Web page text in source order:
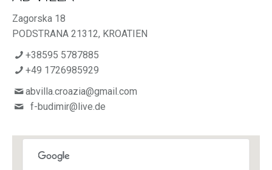
Zagorska 18
PODSTRANA 21312, KROATIEN
+38595 5787885
+49 1726985929
abvilla.croazia@gmail.com
f-budimir@live.de